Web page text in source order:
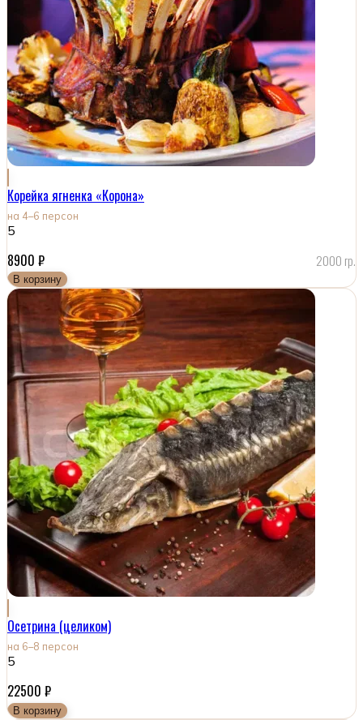
Корейка ягненка «Корона»
на 4–6 персон
5
8900 ₽ 2000 гр.
В корзину
Осетрина (целиком)
на 6–8 персон
5
22500 ₽
В корзину